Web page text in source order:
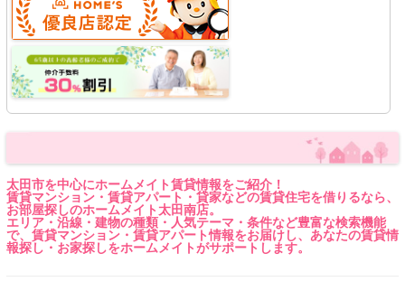
太田市を中心にホームメイト賃貸情報をご紹介！
賃貸マンション・賃貸アパート・貸家などの賃貸住宅を借りるなら、
お部屋探しのホームメイト太田南店。
エリア・沿線・建物の種類・人気テーマ・条件など豊富な検索機能
で、賃貸マンション・賃貸アパート情報をお届けし、あなたの賃貸情
報探し・お家探しをホームメイトがサポートします。